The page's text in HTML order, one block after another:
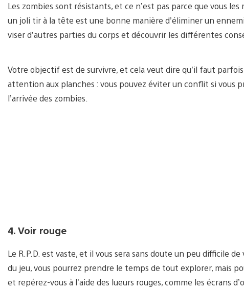
Les zombies sont résistants, et ce n’est pas parce que vous
un joli tir à la tête est une bonne manière d’éliminer un
viser d’autres parties du corps et découvrir les différentes
Votre objectif est de survivre, et cela veut dire qu’il faut
attention aux planches : vous pouvez éviter un conflit si vous
l’arrivée des zombies.
4. Voir rouge
Le R.P.D. est vaste, et il vous sera sans doute un peu difficile
du jeu, vous pourrez prendre le temps de tout explorer, mais
et repérez-vous à l’aide des lueurs rouges, comme les écrans